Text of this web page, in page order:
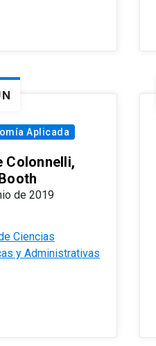
Aplicada
Colonnelli,
de 2019
Ciencias
y Administrativas